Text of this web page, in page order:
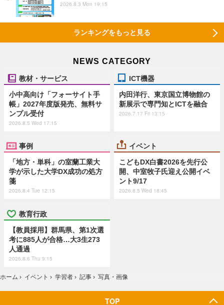
2026.8.3 Mon 19:15
ランキングをもっと見る
NEWS CATEGORY
教材・サービス
小中高向け「フォーサイト手
帳」2027年度版発売、無料サ
ンプル受付
2026.8.5 Wed 17:15
ICT機器
内田洋行、東京国立博物館の
新展示で専門知とICTを融合
2026.7.17 Fri 13:15
事例
「地方・単科」の室蘭工業大
学が示した大学DX成功の処方
箋
2026.8.4 Tue 12:15
イベント
こどもDX白書2026を先行公
開、中室牧子氏迎え公開イベ
ント9/17
2026.8.5 Wed 18:45
教育行政
【教員採用】群馬県、第1次選
考に885人が合格…大3生273
人通過
2026.8.6 Thu 9:15
ホーム › イベント › 学習者 › 記事 › 写真・画像
TOP